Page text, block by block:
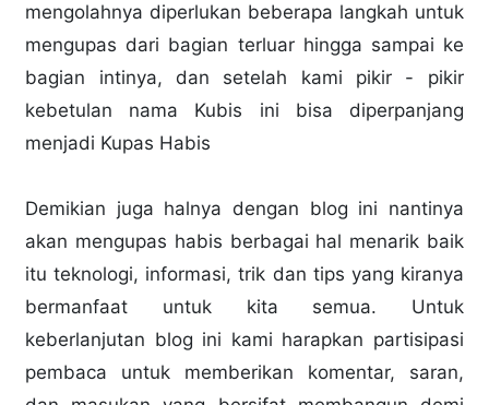
mengolahnya diperlukan beberapa langkah untuk
mengupas dari bagian terluar hingga sampai ke
bagian intinya, dan setelah kami pikir - pikir
kebetulan nama Kubis ini bisa diperpanjang
menjadi Kupas Habis
Demikian juga halnya dengan blog ini nantinya
akan mengupas habis berbagai hal menarik baik
itu teknologi, informasi, trik dan tips yang kiranya
bermanfaat untuk kita semua. Untuk
keberlanjutan blog ini kami harapkan partisipasi
pembaca untuk memberikan komentar, saran,